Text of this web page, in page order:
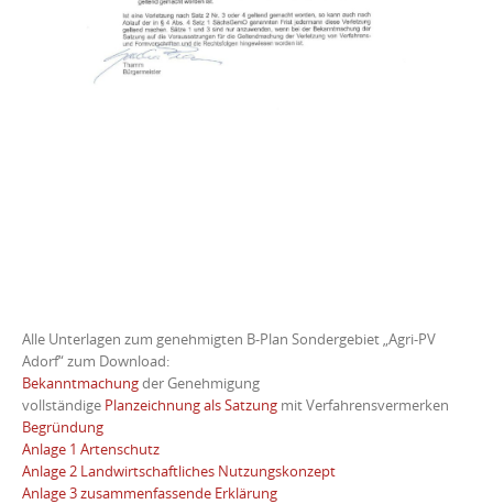
Alle Unterlagen zum genehmigten B-Plan Sondergebiet „Agri-PV
Adorf“ zum Download:
Bekanntmachungder Genehmigung
vollständige Planzeichnung als Satzung mit Verfahrensvermerken
Begründung
Anlage 1 Artenschutz
Anlage 2 Landwirtschaftliches Nutzungskonzept
Anlage 3 zusammenfassende Erklärung